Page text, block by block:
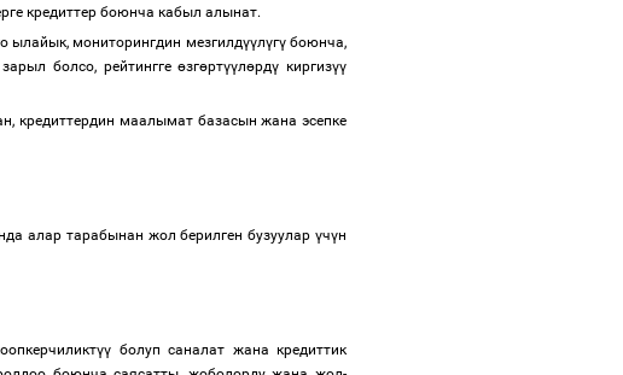
кредиттер боюнча кабыл алынат.
ылайык, мониторингдин мезгилдүүлүгүбоюнча,
болсо, рейтинггеөзгөртүүлөрдү киргизүү
кредиттердин маалымат базасын жана эсепке
алар тарабынан жол берилген бузууларүчүн
үү болуп саналат жана кредиттик